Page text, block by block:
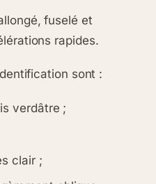
fuselé et
rapides.
sont :
verdâtre ;
clair ;